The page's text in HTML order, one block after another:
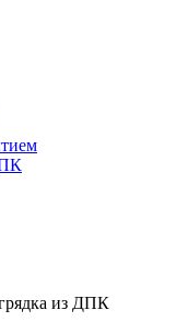
из ДПК